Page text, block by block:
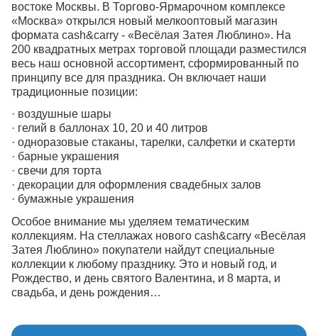
востоке Москвы. В Торгово-Ярмарочном комплексе
«Москва» открылся новый мелкооптовый магазин
формата cash&carry - «Весёлая Затея Люблино». На
200 квадратных метрах торговой площади разместился
весь наш основной ассортимент, сформированный по
принципу все для праздника. Он включает наши
традиционные позиции:
· воздушные шары
· гелий в баллонах 10, 20 и 40 литров
· одноразовые стаканы, тарелки, салфетки и скатерти
· барные украшения
· свечи для торта
· декорации для оформления свадебных залов
· бумажные украшения
Особое внимание мы уделяем тематическим
коллекциям. На стеллажах нового cash&carry «Весёлая
Затея Люблино» покупатели найдут специальные
коллекции к любому празднику. Это и новый год, и
Рождество, и день святого Валентина, и 8 марта, и
свадьба, и день рождения…